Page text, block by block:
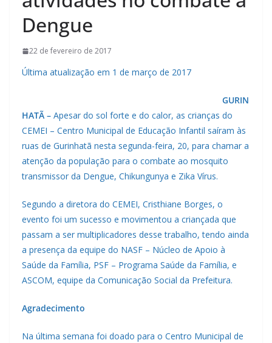
Dengue
22 de fevereiro de 2017
Última atualização em 1 de março de 2017
GURIN
HATÃ – Apesar do sol forte e do calor, as crianças do
CEMEI – Centro Municipal de Educação Infantil saíram às
ruas de Gurinhatã nesta segunda-feira, 20, para chamar a
atenção da população para o combate ao mosquito
transmissor da Dengue, Chikungunya e Zika Vírus.
Segundo a diretora do CEMEI, Cristhiane Borges, o
evento foi um sucesso e movimentou a criançada que
passam a ser multiplicadores desse trabalho, tendo ainda
a presença da equipe do NASF – Núcleo de Apoio à
Saúde da Família, PSF – Programa Saúde da Família, e
ASCOM, equipe da Comunicação Social da Prefeitura.
Agradecimento
Na última semana foi doado para o Centro Municipal de